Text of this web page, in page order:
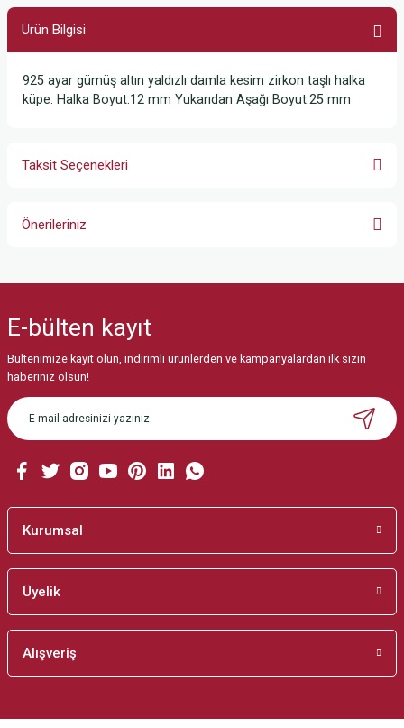
Ürün Bilgisi
925 ayar gümüş altın yaldızlı damla kesim zirkon taşlı halka
küpe. Halka Boyut:12 mm Yukarıdan Aşağı Boyut:25 mm
Taksit Seçenekleri
Önerileriniz
Görüş ve önerileriniz için teşekkür ederiz.
Ürün resmi kalitesiz, bozuk veya görüntülenemiyor.
Ürün açıklamasında eksik bilgiler bulunuyor.
Ürün bilgilerinde hatalar bulunuyor.
Bu ürüne benzer farklı alternatifler olmalı.
E-bülten kayıt
Bültenimize kayıt olun, indirimli ürünlerden ve kampanyalardan ilk sizin
haberiniz olsun!
Kurumsal
Üyelik
Alışveriş